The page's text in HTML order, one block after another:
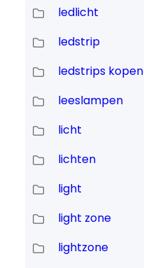
ledlicht
ledstrip
ledstrips kopen
leeslampen
licht
lichten
light
light zone
lightzone